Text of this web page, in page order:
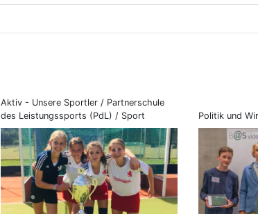
Aktiv - Unsere Sportler / Partnerschule
des Leistungssports (PdL) / Sport
Politik und